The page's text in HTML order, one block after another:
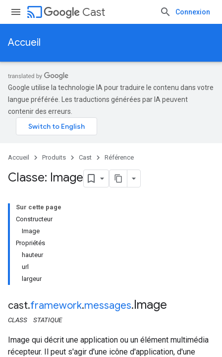
cast Cast Connexion
Accueil
Google utilise la technologie IA pour traduire le contenu dans votre
langue préférée. Les traductions générées par IA peuvent
contenir des erreurs.
Accueil Produits Cast Référence
Classe: Image
Sur cette page
Constructeur
Image
Propriétés
hauteur
url
largeur
cast.framework.messages.Image
CLASS STATIQUE
Image qui décrit une application ou un élément multimédia
récepteur. Il peut s'agir d'une icône d'application, d'une